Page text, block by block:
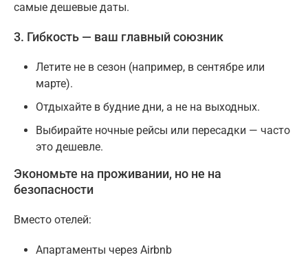
самые дешевые даты.
3. Гибкость — ваш главный союзник
Летите не в сезон (например, в сентябре или
марте).
Отдыхайте в будние дни, а не на выходных.
Выбирайте ночные рейсы или пересадки — часто
это дешевле.
Экономьте на проживании, но не на
безопасности
Вместо отелей:
Апартаменты через Airbnb